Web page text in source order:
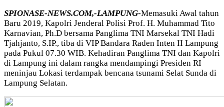
SPIONASE-NEWS.COM,-LAMPUNG-Memasuki Awal tahun
Baru 2019, Kapolri Jenderal Polisi Prof. H. Muhammad Tito
Karnavian, Ph.D bersama Panglima TNI Marsekal TNI Hadi
Tjahjanto, S.IP., tiba di VIP Bandara Raden Inten II Lampung
pada Pukul 07.30 WIB. Kehadiran Panglima TNI dan Kapolri
di Lampung ini dalam rangka mendampingi Presiden RI
meninjau Lokasi terdampak bencana tsunami Selat Sunda di
Lampung Selatan.